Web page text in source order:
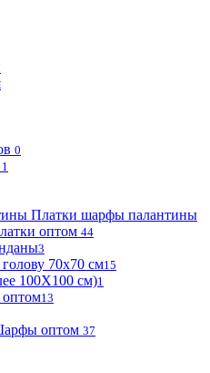
0
1
Платки шарфы палантины
оптом 44
3
70х70 см15
100Х100 см)1
13
оптом 37